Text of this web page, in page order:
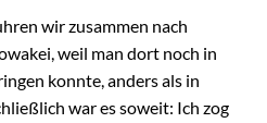
wir zusammen nach
weil man dort noch in
konnte, anders als in
war es soweit: Ich zog